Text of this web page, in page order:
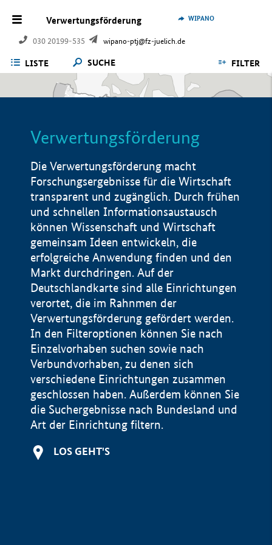
Verwertungsförderung
030 20199-535 wipano-ptj@fz-juelich.de
WIPANO
LISTE SUCHE FILTER
Verwertungsförderung
Die Verwertungsförderung macht
Forschungsergebnisse für die Wirtschaft
transparent und zugänglich. Durch frühen
und schnellen Informationsaustausch
können Wissenschaft und Wirtschaft
gemeinsam Ideen entwickeln, die
erfolgreiche Anwendung finden und den
Markt durchdringen. Auf der
Deutschlandkarte sind alle Einrichtungen
verortet, die im Rahnmen der
Verwertungsförderung gefördert werden.
In den Filteroptionen können Sie nach
Einzelvorhaben suchen sowie nach
Verbundvorhaben, zu denen sich
verschiedene Einrichtungen zusammen
geschlossen haben. Außerdem können Sie
die Suchergebnisse nach Bundesland und
Art der Einrichtung filtern.
LOS GEHT'S